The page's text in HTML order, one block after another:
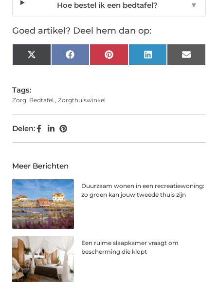
Hoe bestel ik een bedtafel? ▼
Goed artikel? Deel hem dan op:
X
(Twitter)
FacebookPinterest LinkedIn Email
Tags:
Zorg, Bedtafel , Zorgthuiswinkel
Delen:
Meer Berichten
Duurzaam wonen in een recreatiewoning:
zo groen kan jouw tweede thuis zijn
Een ruime slaapkamer vraagt om
bescherming die klopt